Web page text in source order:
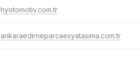
hyotomotiv.com.tr
ankaraedirneparcaesyatasima.com.tr